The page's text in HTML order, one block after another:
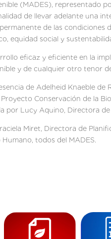
(MADES), representado
de llevar adelante una
de las
equidad social y
eficaz y eficiente en la
y de cualquier otro tenor
de Adelheid Knaeble
Conservación de la
por Lucy Aquino, Directora de
Miret, Directora de
todos del MADES.